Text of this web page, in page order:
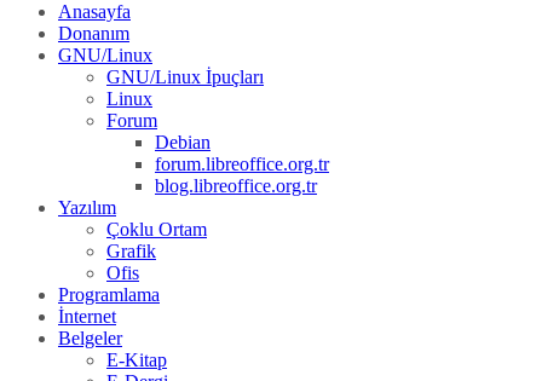
Anasayfa
Donanım
GNU/Linux
GNU/Linux İpuçları
Linux
Forum
Debian
forum.libreoffice.org.tr
blog.libreoffice.org.tr
Yazılım
Çoklu Ortam
Grafik
Ofis
Programlama
İnternet
Belgeler
E-Kitap